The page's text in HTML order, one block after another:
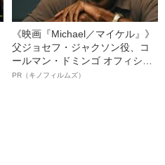
《映画『Michael／マイケル』》
父ジョセフ・ジャクソン役、コ
ールマン・ドミンゴ オフィシャ
ルインタビュー“観客を魅了した
PR（キノフィルムズ）